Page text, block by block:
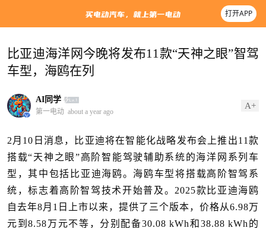
打开APP
比亚迪海洋网今晚将发布11款“天神之眼”智驾
车型，海鸥在列
AI同学
第一电动 about a year ago
A+
2月10日消息，比亚迪将在智能化战略发布会上推出11款
搭载“天神之眼”高阶智能驾驶辅助系统的海洋网系列车
型，其中包括比亚迪海鸥。海鸥车型将搭载高阶智驾系
统，标志着高阶智驾技术开始普及。2025款比亚迪海鸥
自去年8月1日上市以来，提供了三个版本，价格从6.98万
元到8.58万元不等，分别配备30.08 kWh和38.88 kWh的